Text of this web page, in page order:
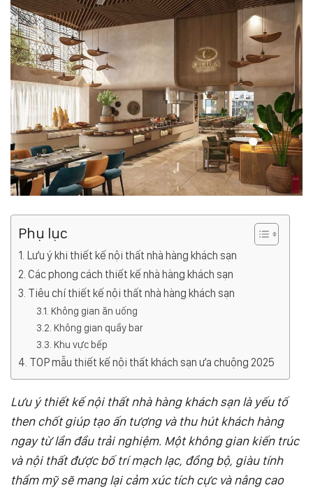
Phụ lục
Lưu ý khi thiết kế nội thất nhà hàng khách sạn
Các phong cách thiết kế nhà hàng khách sạn
Tiêu chí thiết kế nội thất nhà hàng khách sạn
Không gian ăn uống
Không gian quầy bar
Khu vực bếp
TOP mẫu thiết kế nội thất khách sạn ưa chuộng 2025
Lưu ý thiết kế nội thất nhà hàng khách sạn là yếu tố
then chốt giúp tạo ấn tượng và thu hút khách hàng
ngay từ lần đầu trải nghiệm. Một không gian kiến trúc
và nội thất được bố trí mạch lạc, đồng bộ, giàu tính
thẩm mỹ sẽ mang lại cảm xúc tích cực và nâng cao